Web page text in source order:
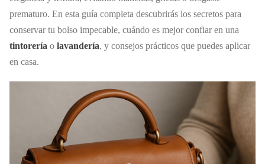
prematuro. En esta guía completa descubrirás los secretos para
conservar tu bolso impecable, cuándo es mejor confiar en una
tintorería o lavandería, y consejos prácticos que puedes aplicar
en casa.